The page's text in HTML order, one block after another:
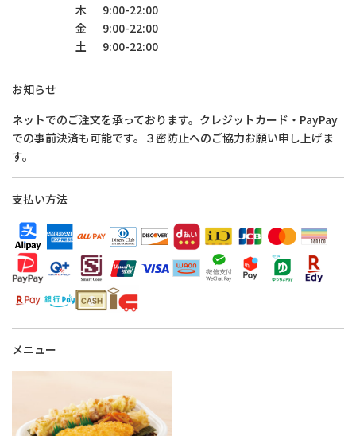
木
9:00-22:00
金
9:00-22:00
土
9:00-22:00
お知らせ
ネットでのご注文を承っております。クレジットカード・PayPay
での事前決済も可能です。３密防止へのご協力お願い申し上げま
す。
支払い方法
メニュー